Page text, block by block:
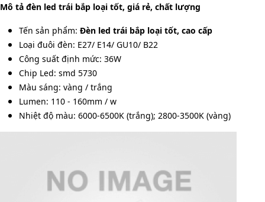
Mô tả đèn led trái bắp loại tốt, giá rẻ, chất lượng
Tến sản phẩm: Đèn led trái bắp loại tốt, cao cấp
Loại đuôi đèn: E27/ E14/ GU10/ B22
Công suất định mức: 36W
Chip Led: smd 5730
Màu sáng: vàng / trắng
Lumen: 110 - 160mm / w
Nhiệt độ màu: 6000-6500K (trắng); 2800-3500K (vàng)